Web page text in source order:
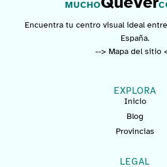
MUCHO
Encuentra tu centro visual ideal
España.
--> Mapa del sitio
EXPLORA
Inicio
Blog
Provincias
LEGAL